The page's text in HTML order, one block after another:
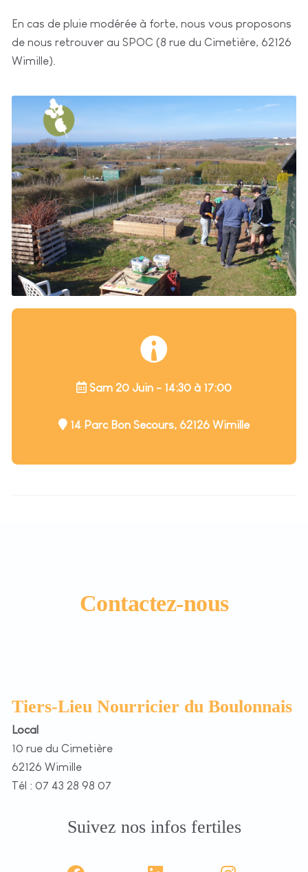
En cas de pluie modérée à forte, nous vous proposons
de nous retrouver au SPOC (8 rue du Cimetière, 62126
Wimille).
Sam 20 Juin - 14:30 à 17:00
14 Parc Bon Secours, 62126 Wimille
Contactez-nous
Tiers-Lieu Nourricier du Boulonnais
Local
10 rue du Cimetière
62126 Wimille
Tél : 07 43 28 98 07
Suivez nos infos fertiles